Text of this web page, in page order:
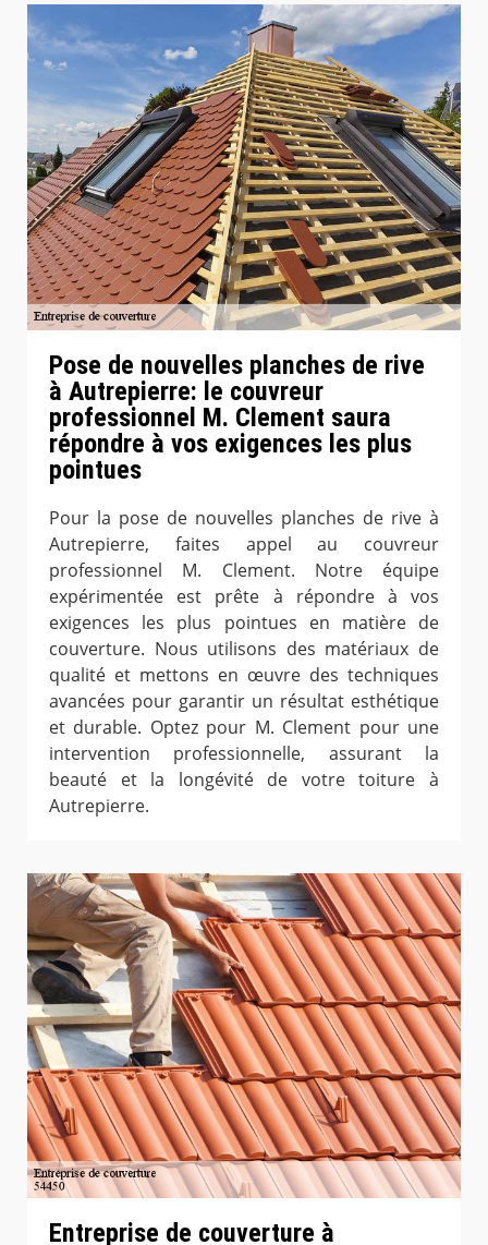
Pose de nouvelles planches de rive
à Autrepierre: le couvreur
professionnel M. Clement saura
répondre à vos exigences les plus
pointues
Pour la pose de nouvelles planches de rive à
Autrepierre, faites appel au couvreur
professionnel M. Clement. Notre équipe
expérimentée est prête à répondre à vos
exigences les plus pointues en matière de
couverture. Nous utilisons des matériaux de
qualité et mettons en œuvre des techniques
avancées pour garantir un résultat esthétique
et durable. Optez pour M. Clement pour une
intervention professionnelle, assurant la
beauté et la longévité de votre toiture à
Autrepierre.
Entreprise de couverture à